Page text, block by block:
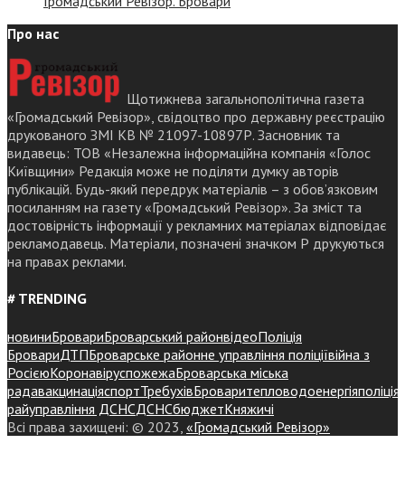
Про нас
Щотижнева загальнополітична газета
«Громадський Ревізор», свідоцтво про державну реєстрацію
друкованого ЗМІ КВ № 21097-10897Р. Засновник та
видавець: ТОВ «Незалежна інформаційна компанія «Голос
Київщини» Редакція може не поділяти думку авторів
публікацій. Будь-який передрук матеріалів – з обов’язковим
посиланням на газету «Громадський Ревізор». За зміст та
достовірність інформації у рекламних матеріалах відповідає
рекламодавець. Матеріали, позначені значком Р друкуються
на правах реклами.
# TRENDING
новиниБровариБроварський районвідеоПоліція
БровариДТПБроварське районне управління поліціївійна з
РосієюКоронавіруспожежаБроварська міська
радавакцинаціяспортТребухівБроваритепловодоенергіяполіція
райуправління ДСНСДСНСбюджетКняжичі
Всі права захищені: © 2023, «Громадський Ревізор»